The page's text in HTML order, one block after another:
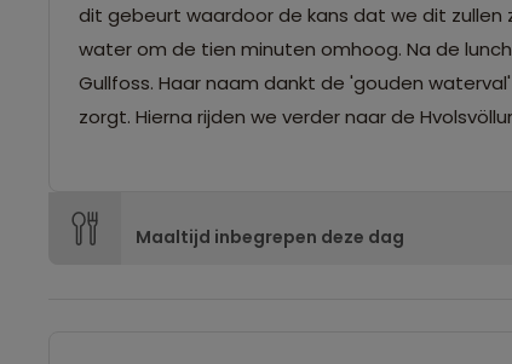
dit gebeurt waardoor de kans dat we dit zullen
water om de tien minuten omhoog. Na de
Gullfoss. Haar naam dankt de 'gouden
zorgt. Hierna rijden we verder naar de
Maaltijd inbegrepen deze dag